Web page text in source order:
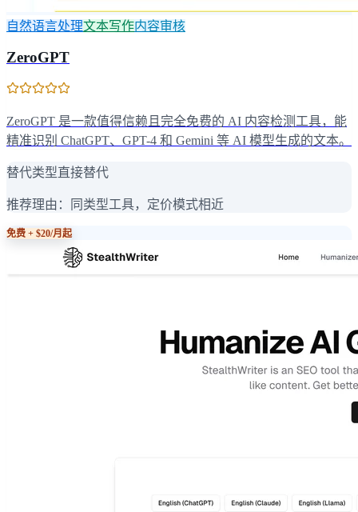
自然语言处理文本写作内容审核
ZeroGPT
ZeroGPT 是一款值得信赖且完全免费的 AI 内容检测工具，能
精准识别 ChatGPT、GPT-4 和 Gemini 等 AI 模型生成的文本。
替代类型直接替代
推荐理由： 同类型工具，定价模式相近
免费 + $20/月起